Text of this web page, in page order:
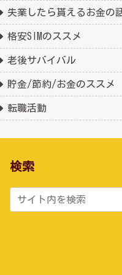
失業したら貰えるお金の
格安SIMのススメ
老後サバイバル
貯金/節約/お金のススメ
転職活動
検索